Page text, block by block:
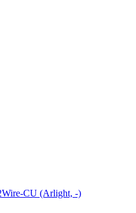
CU (Arlight, -)